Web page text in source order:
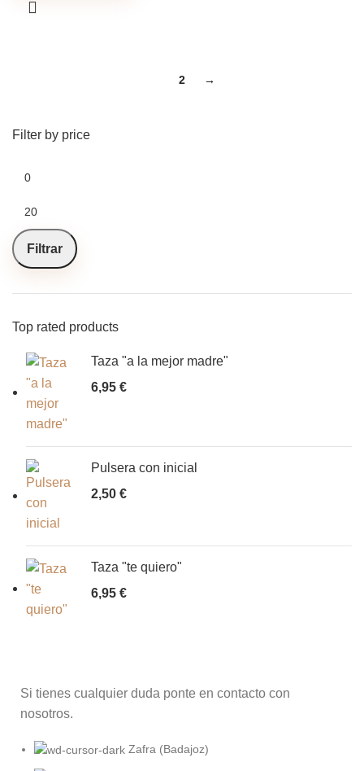
Filter by price
Filtrar
Top rated products
Taza "a la mejor madre"
6,95 €
Pulsera con inicial
2,50 €
Taza "te quiero"
6,95 €
2 →
Si tienes cualquier duda ponte en contacto con
nosotros.
Zafra (Badajoz)